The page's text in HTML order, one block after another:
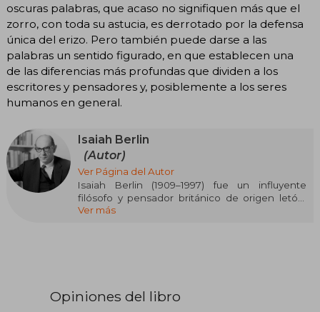
oscuras palabras, que acaso no signifiquen más que el
zorro, con toda su astucia, es derrotado por la defensa
única del erizo. Pero también puede darse a las
palabras un sentido figurado, en que establecen una
de las diferencias más profundas que dividen a los
escritores y pensadores y, posiblemente a los seres
humanos en general.
Isaiah Berlin
(Autor)
Ver Página del Autor
Isaiah Berlin (1909–1997) fue un influyente
filósofo y pensador británico de origen letón,
reconocido por sus aportes a la teoría política y
diplomático en Washington y Moscú. Fue
Ver más
Opiniones del libro